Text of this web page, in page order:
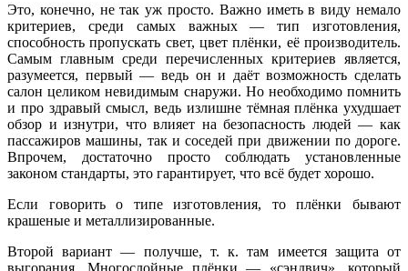
Это, конечно, не так уж просто. Важно иметь в виду немало
критериев, среди самых важных — тип изготовления,
способность пропускать свет, цвет плёнки, её производитель.
Самым главным среди перечисленных критериев является,
разумеется, первый — ведь он и даёт возможность сделать
салон целиком невидимым снаружи. Но необходимо помнить
и про здравый смысл, ведь излишне тёмная плёнка ухудшает
обзор и изнутри, что влияет на безопасность людей — как
пассажиров машины, так и соседей при движении по дороге.
Впрочем, достаточно просто соблюдать установленные
законом стандарты, это гарантирует, что всё будет хорошо.
Если говорить о типе изготовления, то плёнки бывают
крашеные и металлизированные.
Второй вариант — получше, т. к. там имеется защита от
выгорания. Многослойные плёнки — «сэндвич», который